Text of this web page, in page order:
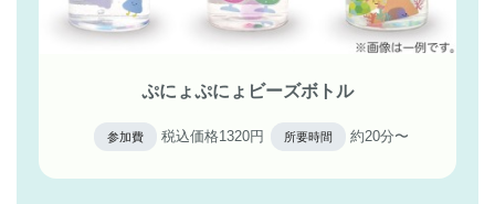
ぷにょぷにょビーズボトル
参加費 税込価格1320円 所要時間 約20分〜